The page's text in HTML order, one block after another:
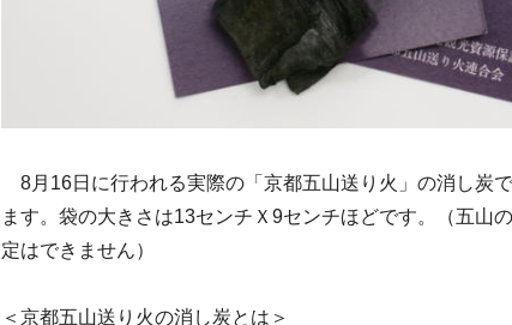
8月16日に行われる実際の「京都五山送り火」の消し炭
ます。袋の大きさは13センチＸ9センチほどです。（五山
定はできません）
＜京都五山送り火の消し炭とは＞